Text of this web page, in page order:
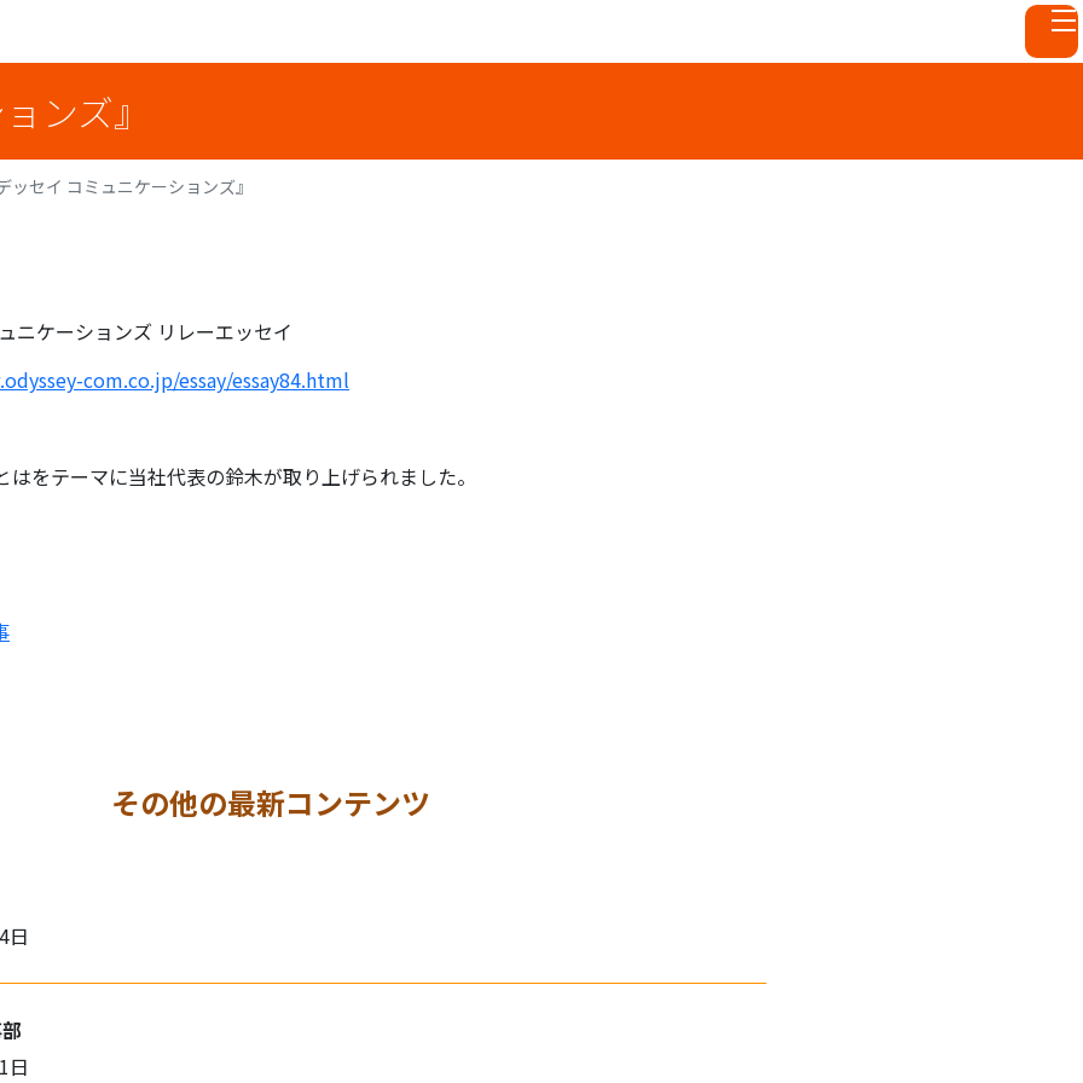
ンズ』
ッセイ コミュニケーションズ』
ニケーションズ リレーエッセイ
com.co.jp/essay/essay84.html
をテーマに当社代表の鈴木が取り上げられました。
その他の最新コンテンツ
日
日